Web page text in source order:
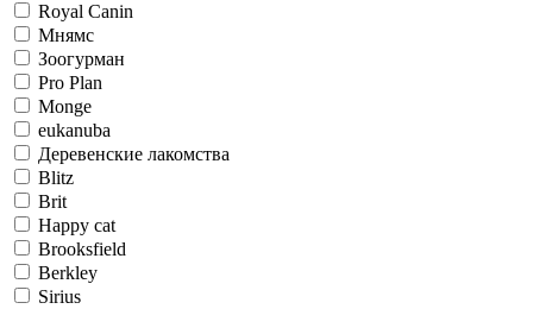
Royal Canin
Мнямс
Зоогурман
Pro Plan
Monge
eukanuba
Деревенские лакомства
Blitz
Brit
Happy cat
Brooksfield
Berkley
Sirius